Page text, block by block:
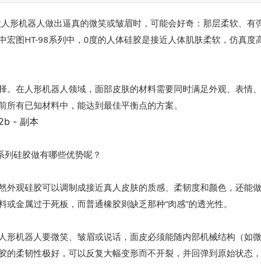
形机器人做出逼真的微笑或皱眉时，可能会好奇：那层柔软、有
图HT-98系列中，0度的人体硅胶是接近人体肌肤柔软，仿真度
。在人形机器人领域，面部皮肤的材料需要同时满足外观、表情
所有已知材料中，能达到最佳平衡点的方案。
列硅胶做有哪些优势呢？
外观硅胶可以调制成接近真人皮肤的质感、柔韧度和颜色，还能
或金属过于死板，而普通橡胶则缺乏那种“肉感”的透光性。
形机器人要微笑、皱眉或说话，面皮必须能随内部机械结构（如
的柔韧性极好，可以反复大幅变形而不开裂，并回弹到原始状态